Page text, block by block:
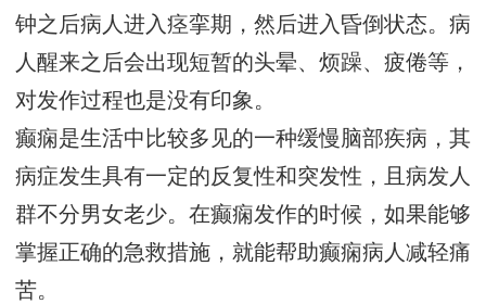
钟之后病人进入痉挛期，然后进入昏倒状态。病
人醒来之后会出现短暂的头晕、烦躁、疲倦等，
对发作过程也是没有印象。
癫痫是生活中比较多见的一种缓慢脑部疾病，其
病症发生具有一定的反复性和突发性，且病发人
群不分男女老少。在癫痫发作的时候，如果能够
掌握正确的急救措施，就能帮助癫痫病人减轻痛
苦。